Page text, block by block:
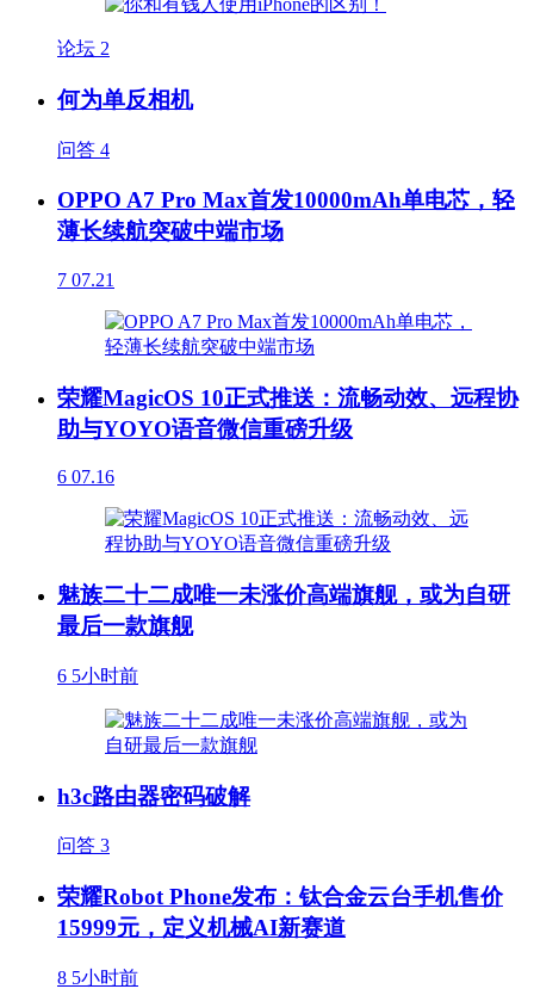
论坛 2
何为单反相机
问答 4
OPPO A7 Pro Max首发10000mAh单电芯，轻
薄长续航突破中端市场
7 07.21
荣耀MagicOS 10正式推送：流畅动效、远程协
助与YOYO语音微信重磅升级
6 07.16
魅族二十二成唯一未涨价高端旗舰，或为自研
最后一款旗舰
6 5小时前
h3c路由器密码破解
问答 3
荣耀Robot Phone发布：钛合金云台手机售价
15999元，定义机械AI新赛道
8 5小时前